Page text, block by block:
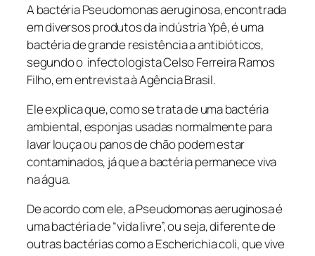
A bactériaPseudomonas aeruginosa, encontrada
em diversos produtos da indústria Ypê, é uma
bactéria de grande resistência a antibióticos,
segundo o infectologista Celso Ferreira Ramos
Filho, em entrevista à Agência Brasil.
Ele explica que, como se trata de uma bactéria
ambiental, esponjas usadas normalmente para
lavar louça ou panos de chão podem estar
contaminados, já que a bactéria permanece viva
na água.
De acordo com ele, aPseudomonas aeruginosaé
uma bactéria de “vida livre”, ou seja, diferente de
outras bactérias como aEscherichia coli, que vive